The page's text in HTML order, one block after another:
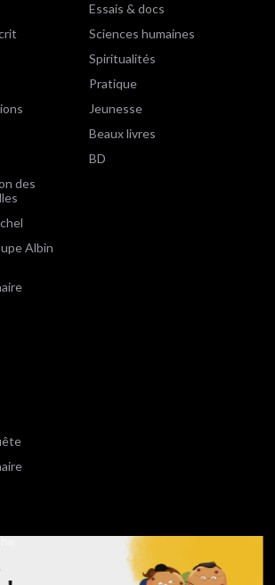
des
Albin
Essais & docs
Sciences humaines
Spiritualités
Pratique
Jeunesse
Beaux livres
BD